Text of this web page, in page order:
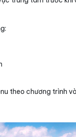
theo chương trình